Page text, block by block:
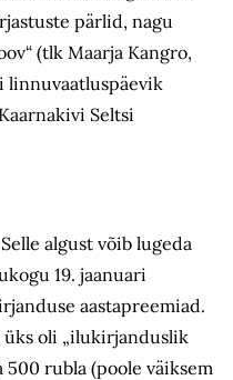
pärlid, nagu
(tlk Maarja Kangro,
linnuvaatluspäevik
Seltsi
algust võib lugeda
19. jaanuari
aastapreemiad.
üks oli „ilukirjanduslik
rubla (poole väiksem